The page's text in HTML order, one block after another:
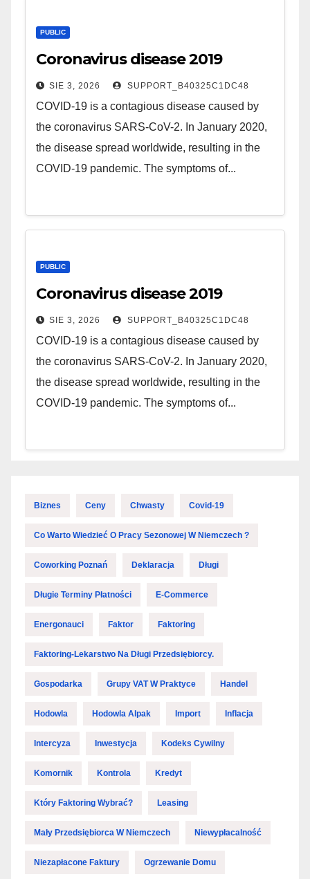
PUBLIC
Coronavirus disease 2019
SIE 3, 2026 SUPPORT_B40325C1DC48
COVID-19 is a contagious disease caused by
the coronavirus SARS-CoV-2. In January 2020,
the disease spread worldwide, resulting in the
COVID-19 pandemic. The symptoms of...
PUBLIC
Coronavirus disease 2019
SIE 3, 2026 SUPPORT_B40325C1DC48
COVID-19 is a contagious disease caused by
the coronavirus SARS-CoV-2. In January 2020,
the disease spread worldwide, resulting in the
COVID-19 pandemic. The symptoms of...
Biznes Ceny Chwasty Covid-19
Co Warto Wiedzieć O Pracy Sezonowej W Niemczech ?
Coworking Poznań Deklaracja Długi
Długie Terminy Płatności E-Commerce
Energonauci Faktor Faktoring
Faktoring-Lekarstwo Na Długi Przedsiębiorcy.
Gospodarka Grupy VAT W Praktyce Handel
Hodowla Hodowla Alpak Import Inflacja
Intercyza Inwestycja Kodeks Cywilny
Komornik Kontrola Kredyt
Który Faktoring Wybrać? Leasing
Mały Przedsiębiorca W Niemczech Niewypłacalność
Niezapłacone Faktury Ogrzewanie Domu